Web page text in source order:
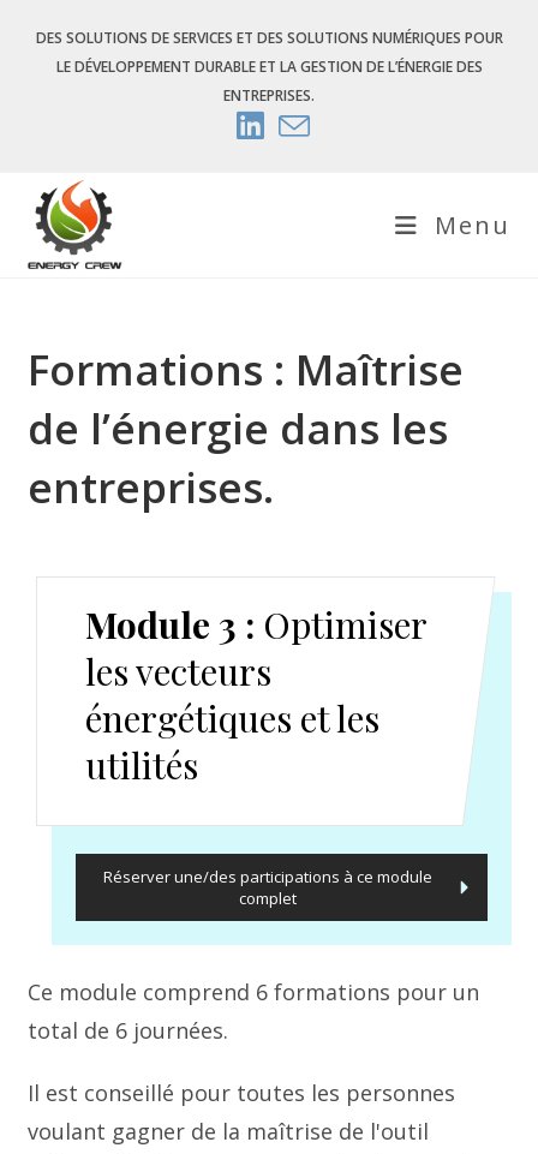
content
DES SOLUTIONS DE SERVICES ET DES SOLUTIONS NUMÉRIQUES POUR
LE DÉVELOPPEMENT DURABLE ET LA GESTION DE L’ÉNERGIE DES
ENTREPRISES.
Menu
Formations : Maîtrise
de l’énergie dans les
entreprises.
Module 3 : Optimiser
les vecteurs
énergétiques et les
utilités
Réserver une/des participations à ce module
complet
Ce module comprend 6 formations pour un
total de 6 journées.
Il est conseillé pour toutes les personnes
voulant gagner de la maîtrise de l'outil